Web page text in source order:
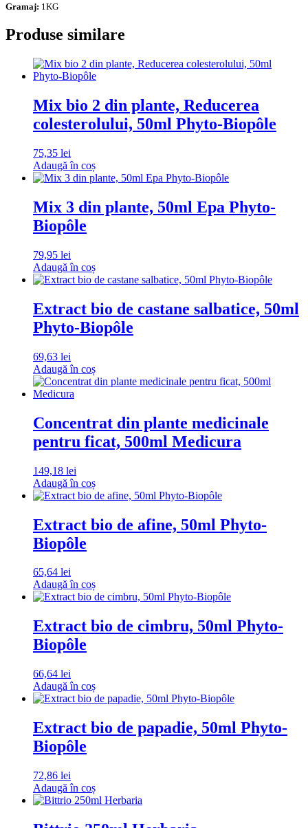
Gramaj: 1KG
Produse similare
Mix bio 2 din plante, Reducerea
colesterolului, 50ml Phyto-Biopôle
75,35 lei
Adaugă în coș
Mix 3 din plante, 50ml Epa Phyto-
Biopôle
79,95 lei
Adaugă în coș
Extract bio de castane salbatice, 50ml
Phyto-Biopôle
69,63 lei
Adaugă în coș
Concentrat din plante medicinale
pentru ficat, 500ml Medicura
149,18 lei
Adaugă în coș
Extract bio de afine, 50ml Phyto-
Biopôle
65,64 lei
Adaugă în coș
Extract bio de cimbru, 50ml Phyto-
Biopôle
66,64 lei
Adaugă în coș
Extract bio de papadie, 50ml Phyto-
Biopôle
72,86 lei
Adaugă în coș